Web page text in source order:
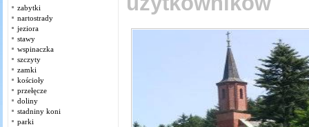
zabytki
nartostrady
jeziora
stawy
wspinaczka
szczyty
zamki
kościoły
przełęcze
doliny
stadniny koni
parki